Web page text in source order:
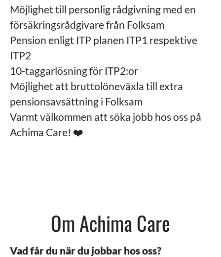
Möjlighet till personlig rådgivning med en
försäkringsrådgivare från Folksam
Pension enligt ITP planen ITP1 respektive
ITP2
10-taggarlösning för ITP2:or
Möjlighet att bruttolöneväxla till extra
pensionsavsättning i Folksam
Varmt välkommen att söka jobb hos oss på
Achima Care! ❤️
Om Achima Care
Vad får du när du jobbar hos oss?